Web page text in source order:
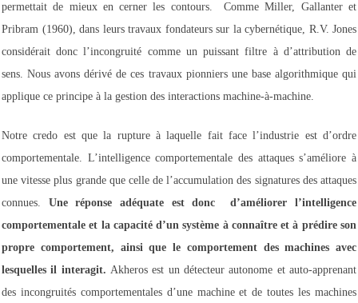
permettait de mieux en cerner les contours. Comme Miller, Gallanter et
Pribram (1960), dans leurs travaux fondateurs sur la cybernétique, R.V. Jones
considérait donc l’incongruité comme un puissant filtre à d’attribution de
sens. Nous avons dérivé de ces travaux pionniers une base algorithmique qui
applique ce principe à la gestion des interactions machine-à-machine.
Notre credo est que la rupture à laquelle fait face l’industrie est d’ordre
comportementale. L’intelligence comportementale des attaques s’améliore à
une vitesse plus grande que celle de l’accumulation des signatures des attaques
connues. Une réponse adéquate est donc d’améliorer l’intelligence
comportementale et la capacité d’un système à connaître et à prédire son
propre comportement, ainsi que le comportement des machines avec
lesquelles il interagit. Akheros est un détecteur autonome et auto-apprenant
des incongruités comportementales d’une machine et de toutes les machines